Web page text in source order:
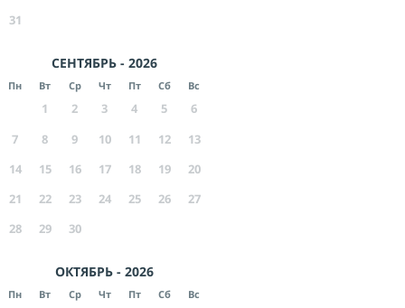
31
СЕНТЯБРЬ - 2026
Пн Вт Ср Чт Пт Сб Вс
1 2 3 4 5
6
7
8 9 10 11 12
13
14
15 16 17 18 19
20
21
22 23 24 25 26
27
28
29 30
ОКТЯБРЬ - 2026
Пн Вт Ср Чт Пт Сб Вс